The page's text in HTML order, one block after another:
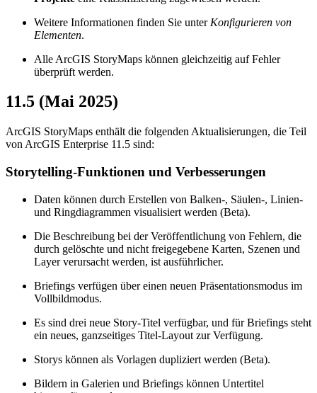
Weitere Informationen finden Sie unter Konfigurieren von
Elementen.
Alle ArcGIS StoryMaps können gleichzeitig auf Fehler
überprüft werden.
11.5 (Mai 2025)
ArcGIS StoryMaps enthält die folgenden Aktualisierungen, die Teil
von ArcGIS Enterprise 11.5 sind:
Storytelling-Funktionen und Verbesserungen
Daten können durch Erstellen von Balken-, Säulen-, Linien-
und Ringdiagrammen visualisiert werden (Beta).
Die Beschreibung bei der Veröffentlichung von Fehlern, die
durch gelöschte und nicht freigegebene Karten, Szenen und
Layer verursacht werden, ist ausführlicher.
Briefings verfügen über einen neuen Präsentationsmodus im
Vollbildmodus.
Es sind drei neue Story-Titel verfügbar, und für Briefings steht
ein neues, ganzseitiges Titel-Layout zur Verfügung.
Storys können als Vorlagen dupliziert werden (Beta).
Bildern in Galerien und Briefings können Untertitel